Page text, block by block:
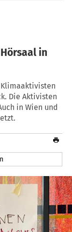
in
Die Aktivisten
in Wien und